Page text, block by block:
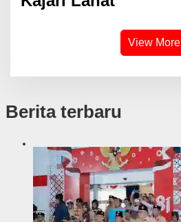
View More
Berita terbaru